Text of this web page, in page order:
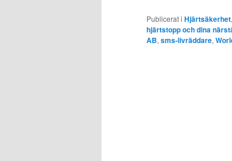
Publicerat i Hjärtsäkerhet,
hjärtstopp och dina
AB, sms-livräddare,